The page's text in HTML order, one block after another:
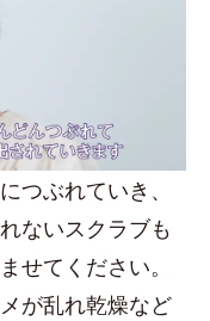
つぶれていき、
ないスクラブも
せてください。
が乱れ乾燥など